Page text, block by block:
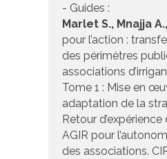
- Guides :
Marlet S., Mnajja
pour l’action :
des périmètres
associations
Tome 1 : Mise en
adaptation de la
Retour
AGIR pour
des associations.